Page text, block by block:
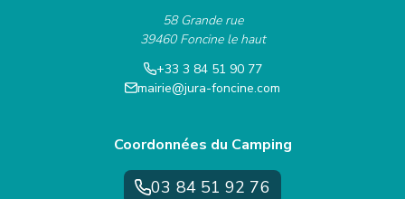
58 Grande rue
39460 Foncine le haut
+33 3 84 51 90 77
mairie@jura-foncine.com
Coordonnées du Camping
03 84 51 92 76